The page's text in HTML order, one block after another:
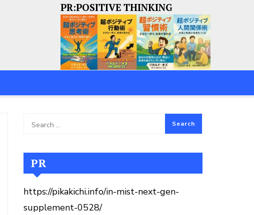
PR:POSITIVE THINKING
PR
https://pikakichi.info/in-mist-next-gen-
supplement-0528/